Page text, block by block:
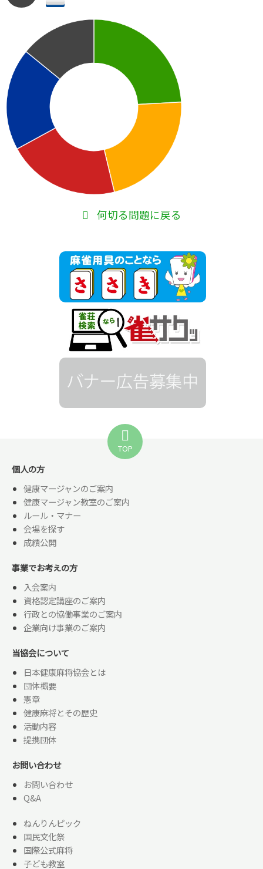
何切る問題に戻る
TOP
個人の方
健康マージャンのご案内
健康マージャン教室のご案内
ルール・マナー
会場を探す
成績公開
事業でお考えの方
入会案内
資格認定講座のご案内
行政との協働事業のご案内
企業向け事業のご案内
当協会について
日本健康麻将協会とは
団体概要
憲章
健康麻将とその歴史
活動内容
提携団体
お問い合わせ
お問い合わせ
Q&A
ねんりんピック
国民文化祭
国際公式麻将
子ども教室